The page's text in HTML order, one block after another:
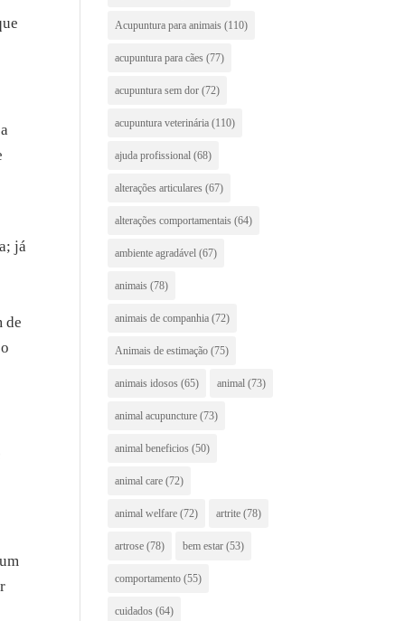
já
de
Acupuntura para animais (110)
acupuntura para cães (77)
acupuntura sem dor (72)
acupuntura veterinária (110)
ajuda profissional (68)
alterações articulares (67)
alterações comportamentais (64)
ambiente agradável (67)
animais (78)
animais de companhia (72)
Animais de estimação (75)
animais idosos (65) animal (73)
animal acupuncture (73)
animal beneficios (50)
animal care (72)
animal welfare (72) artrite (78)
artrose (78) bem estar (53)
comportamento (55)
cuidados (64)